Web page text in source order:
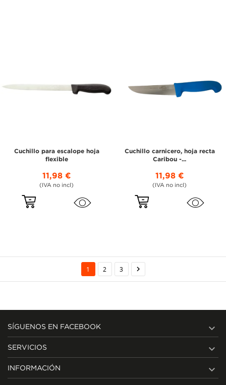
Cuchillo para escalope hoja
flexible
11,98 €
(IVA no incl)
Cuchillo carnicero, hoja recta
Caribou -...
11,98 €
(IVA no incl)
1 2 3 
SÍGUENOS EN FACEBOOK 
SERVICIOS 
INFORMACIÓN
